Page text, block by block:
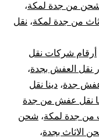
من جدة لمكة،
من جدة لمكة، نقل
أرقام شركات نقل
نقل العفش بجدة،
جدة، دينا نقل
نقل عفش من جدة
من جدة لمكة، شحن
الاثاث بجدة،